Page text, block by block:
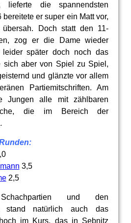
lieferte die spannendsten
bereitete er super ein Matt vor,
Doch statt den 11-
zog er die Dame wieder
später doch noch das
sich aber von Spiel zu Spiel,
und glänzte vor allem
Partiemitschriften. Am
Jungen alle mit zählbaren
die im Bereich der
3,5
2,5
und den
stand natürlich auch das
im Kurs, das in Sebnitz